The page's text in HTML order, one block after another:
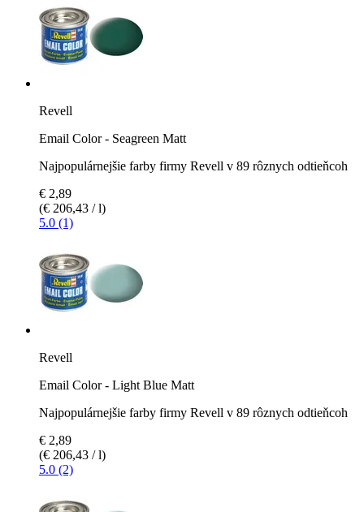
Revell
Email Color - Seagreen Matt
Najpopulárnejšie farby firmy Revell v 89 rôznych odtieňcoh
€ 2,89
(€ 206,43 / l)
5.0 (1)
Revell
Email Color - Light Blue Matt
Najpopulárnejšie farby firmy Revell v 89 rôznych odtieňcoh
€ 2,89
(€ 206,43 / l)
5.0 (2)